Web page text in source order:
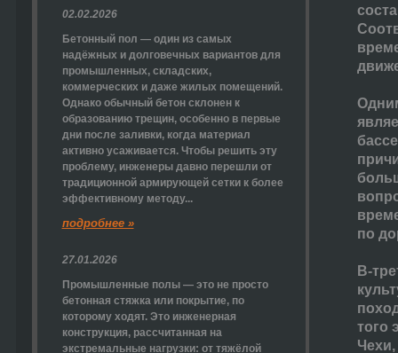
по
В-
того
02.02.2026
Бетонный пол — один из самых
надёжных и долговечных вариантов для
промышленных, складских,
коммерческих и даже жилых помещений.
Однако обычный бетон склонен к
образованию трещин, особенно в первые
дни после заливки, когда материал
активно усаживается. Чтобы решить эту
проблему, инженеры давно перешли от
традиционной армирующей сетки к более
эффективному методу...
подробнее »
27.01.2026
Промышленные полы — это не просто
бетонная стяжка или покрытие, по
которому ходят. Это инженерная
конструкция, рассчитанная на
экстремальные нагрузки: от тяжёлой